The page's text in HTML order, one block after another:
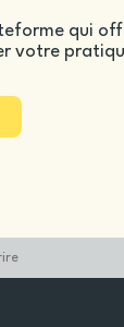
qui
votre